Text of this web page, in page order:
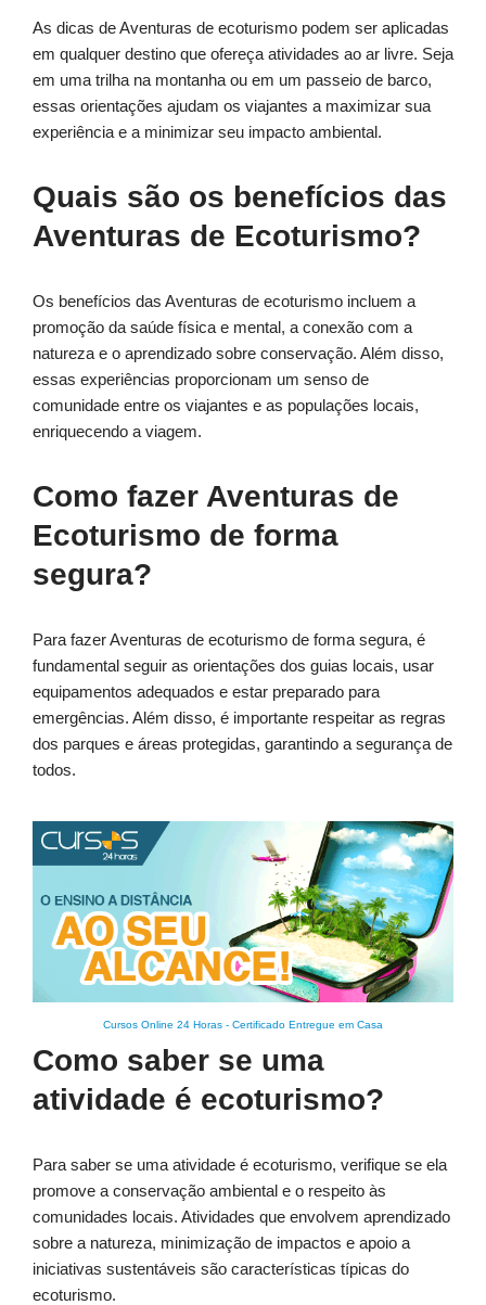
As dicas de Aventuras de ecoturismo podem ser aplicadas
em qualquer destino que ofereça atividades ao ar livre. Seja
em uma trilha na montanha ou em um passeio de barco,
essas orientações ajudam os viajantes a maximizar sua
experiência e a minimizar seu impacto ambiental.
Quais são os benefícios das
Aventuras de Ecoturismo?
Os benefícios das Aventuras de ecoturismo incluem a
promoção da saúde física e mental, a conexão com a
natureza e o aprendizado sobre conservação. Além disso,
essas experiências proporcionam um senso de
comunidade entre os viajantes e as populações locais,
enriquecendo a viagem.
Como fazer Aventuras de
Ecoturismo de forma
segura?
Para fazer Aventuras de ecoturismo de forma segura, é
fundamental seguir as orientações dos guias locais, usar
equipamentos adequados e estar preparado para
emergências. Além disso, é importante respeitar as regras
dos parques e áreas protegidas, garantindo a segurança de
todos.
Cursos Online 24 Horas - Certificado Entregue em Casa
Como saber se uma
atividade é ecoturismo?
Para saber se uma atividade é ecoturismo, verifique se ela
promove a conservação ambiental e o respeito às
comunidades locais. Atividades que envolvem aprendizado
sobre a natureza, minimização de impactos e apoio a
iniciativas sustentáveis são características típicas do
ecoturismo.